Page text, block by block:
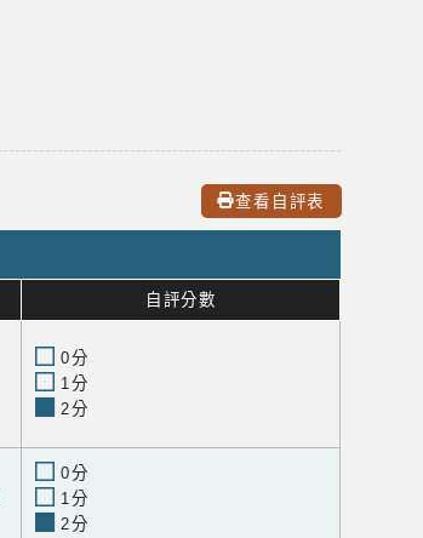
查看自評表
自評分數
0分
1分
2分
0分
1分
2分